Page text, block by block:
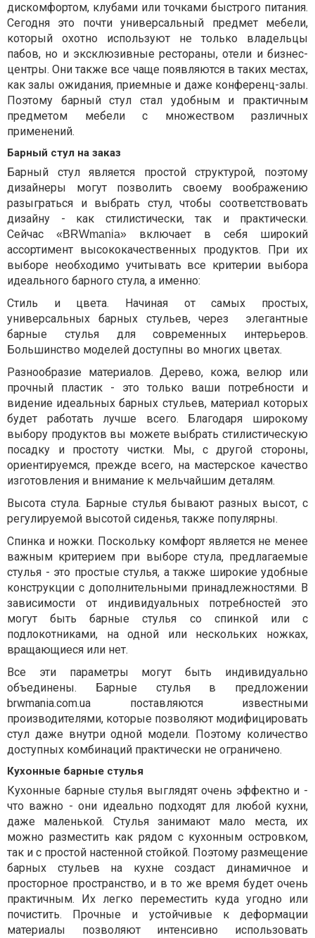
дискомфортом, клубами или точками быстрого питания.
Сегодня это почти универсальный предмет мебели,
который охотно используют не только владельцы
пабов, но и эксклюзивные рестораны, отели и бизнес-
центры. Они также все чаще появляются в таких местах,
как залы ожидания, приемные и даже конференц-залы.
Поэтому барный стул стал удобным и практичным
предметом мебели с множеством различных
применений.
Барный стул на заказ
Барный стул является простой структурой, поэтому
дизайнеры могут позволить своему воображению
разыграться и выбрать стул, чтобы соответствовать
дизайну - как стилистически, так и практически.
Сейчас
«BRWmania» включает в себя широкий
ассортимент высококачественных продуктов. При их
выборе необходимо учитывать все критерии выбора
идеального барного стула, а именно:
Стиль и цвета. Начиная от самых простых,
универсальных барных стульев, через
элегантные
барные стулья для современных интерьеров.
Большинство моделей доступны во многих цветах.
Разнообразие материалов. Дерево, кожа, велюр или
прочный пластик - это только ваши потребности и
видение идеальных барных стульев, материал которых
будет работать лучше всего. Благодаря широкому
выбору продуктов вы можете выбрать стилистическую
посадку и простоту чистки. Мы, с другой стороны,
ориентируемся, прежде всего, на мастерское качество
изготовления и внимание к мельчайшим деталям.
Высота стула. Барные стулья бывают разных высот, с
регулируемой высотой сиденья, также популярны.
Спинка и ножки. Поскольку комфорт является не менее
важным критерием при выборе стула, предлагаемые
стулья - это простые стулья, а также широкие удобные
конструкции с дополнительными принадлежностями. В
зависимости от индивидуальных потребностей это
могут быть барные стулья со спинкой или с
подлокотниками, на одной или нескольких ножках,
вращающиеся или нет.
Все эти параметры могут быть индивидуально
объединены. Барные стулья в предложении
brwmania.com.ua поставляются известными
производителями, которые позволяют модифицировать
стул даже внутри одной модели. Поэтому количество
доступных комбинаций практически не ограничено.
Кухонные барные стулья
Кухонные барные стулья выглядят очень эффектно и -
что важно - они идеально подходят для любой кухни,
даже маленькой. Стулья занимают мало места, их
можно разместить как рядом с кухонным островком,
так и с простой настенной стойкой. Поэтому размещение
барных стульев на кухне создаст динамичное и
просторное пространство, и в то же время будет очень
практичным. Их легко переместить куда угодно или
почистить. Прочные и устойчивые к деформации
материалы позволяют интенсивно использовать